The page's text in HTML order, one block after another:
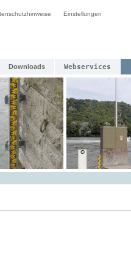
Einstellungen
Downloads Webservices